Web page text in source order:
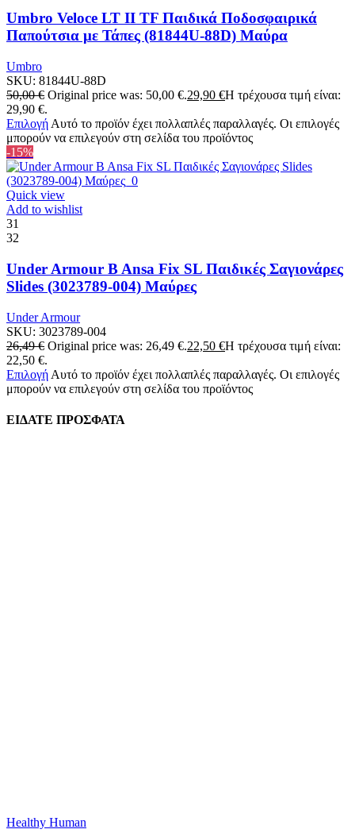
Umbro Veloce LT II TF Παιδικά Ποδοσφαιρικά
Παπούτσια με Τάπες (81844U-88D) Μαύρα
Umbro
SKU: 81844U-88D
50,00€ Original price was: 50,00 €.29,90 €Η τρέχουσα τιμή είναι:
29,90 €.
Επιλογή Αυτό το προϊόν έχει πολλαπλές παραλλαγές. Οι επιλογές
μπορούν να επιλεγούν στη σελίδα του προϊόντος
-15%
Quick view
Add to wishlist
31
32
Under Armour B Ansa Fix SL Παιδικές Σαγιονάρες
Slides (3023789-004) Μαύρες
Under Armour
SKU: 3023789-004
26,49€ Original price was: 26,49 €.22,50 €Η τρέχουσα τιμή είναι:
22,50 €.
Επιλογή Αυτό το προϊόν έχει πολλαπλές παραλλαγές. Οι επιλογές
μπορούν να επιλεγούν στη σελίδα του προϊόντος
ΕΙΔΑΤΕ ΠΡΟΣΦΑΤΑ
Healthy Human